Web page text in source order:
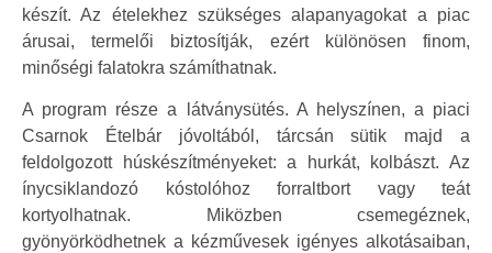
készít. Az ételekhez szükséges alapanyagokat a piac
árusai, termelői biztosítják, ezért különösen finom,
minőségi falatokra számíthatnak.
A program része a látványsütés. A helyszínen, a piaci
Csarnok Ételbár jóvoltából, tárcsán sütik majd a
feldolgozott húskészítményeket: a hurkát, kolbászt. Az
ínycsiklandozó kóstolóhoz forraltbort vagy teát
kortyolhatnak. Miközben csemegéznek,
gyönyörködhetnek a kézművesek igényes alkotásaiban,